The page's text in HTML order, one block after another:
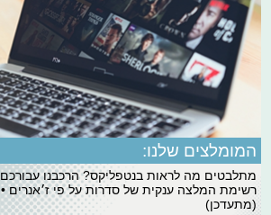
המומלצים שלנו:
מתלבטים מה לראות בנטפליקס? הרכבנו עבורכם
רשימת המלצה ענקית של סדרות על פי ז׳אנרים •
(מתעדכן)